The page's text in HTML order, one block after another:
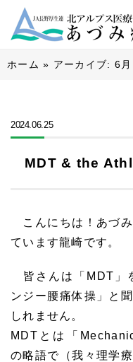
ホーム » アーカイブ: 6
2024.06.25
MDT & the
こんにちは！あづみ
ています龍崎です。
皆さんは「MDT」
ンジー腰痛体操」と
しれません。
MDTとは「
の略語で（我々理学